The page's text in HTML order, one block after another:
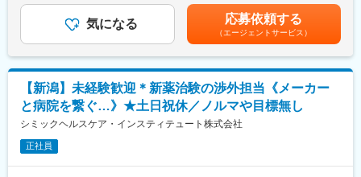
■平均残業時間 月11.9時間
■年休126日相当（126日×8時間＝1,008時間）
■中途入社ならではの悩みを解消し、さくら薬局グループのビジョ
ンや社内規定などをご案内。同期入社の方との繋がりを踏まえ、
『さくら薬局の薬剤師』として、安心してキャリアをスタートい
ただくための研修です。
■【生涯学習講座】【薬局薬剤師総論】【疾患別ベーシック講座】
【疾患別アドバンス講座】等、薬局薬剤師・かかりつけ薬剤師に
必要な知識を習得することができます。
・商材…メインはマスクや注射器などの医療用消耗品のほか、
MRIやCT等の大型医療機器まで、医療の現場で必要とされる幅広
い医療機器です。国内外の様々なメーカーを取り扱っており、お
社内では書類作成（見積書や提案資料）や納品がある場合は商品
の数や売り上げの確認などを行ないます。
・顧客は地域ごとに割り振っており、一人当たり20社ほどを担当
する予定です。既存顧客を回るルート営業が約9割となっており、
新規開拓として訪問をする場合もあります。また、年に数回出張
をすることがあります。
※社用車貸与のため通勤手当はありません。
手当＞有＜給与補足＞※日給月給のため欠勤した場合は欠勤控除が
あります。■賞与：年２回、3カ月分賃金はあくまでも目安の金額
であり、選考を通じて上下する可能性があります。月給(月額)は固
定手当を含めた表記です。
気になる 応募依頼する
（エージェントサービス）
【新潟】未経験歓迎＊新薬治験の渉外担当《メーカー
と病院を繋ぐ…》★土日祝休／ノルマや目標無し
シミックヘルスケア・インスティテュート株式会社
正社員